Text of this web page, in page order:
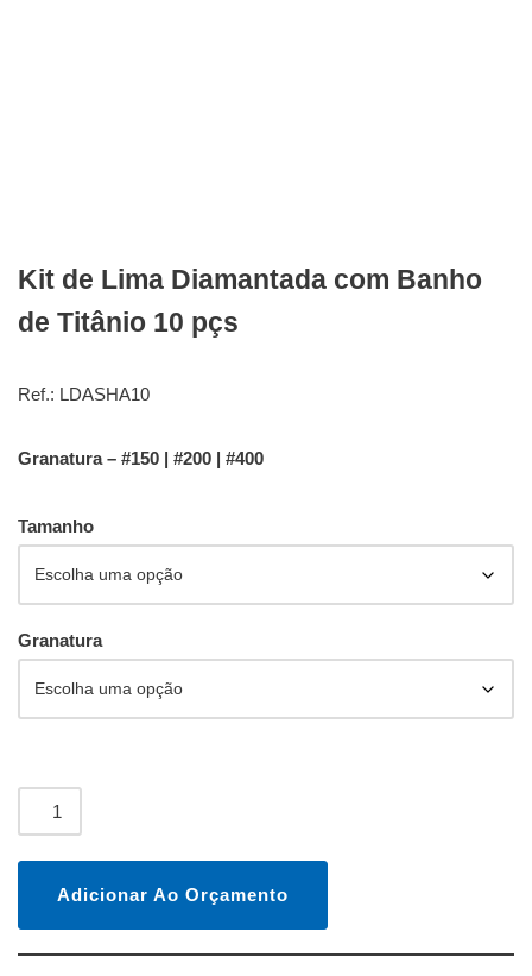
Kit de Lima Diamantada com Banho
de Titânio 10 pçs
Ref.: LDASHA10
Granatura – #150 | #200 | #400
Tamanho
Granatura
Adicionar Ao Orçamento